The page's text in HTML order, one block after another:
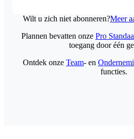
Wilt u zich niet abonneren?Meer
Plannen bevatten onze Pro
toegang door één
Ontdek onze Team- en
functies.